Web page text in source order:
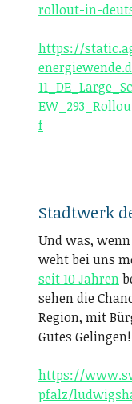
rollout-in-
https://
f
Stadtwerk
Und was,
weht bei uns
seit 10 Jahren
sehen die
Region, mit
Gutes Gelingen!
https://
pfalz/